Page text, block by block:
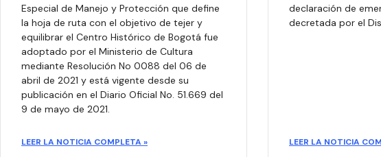
Especial de Manejo y Protección que define
la hoja de ruta con el objetivo de tejer y
equilibrar el Centro Histórico de Bogotá fue
adoptado por el Ministerio de Cultura
mediante Resolución No 0088 del 06 de
abril de 2021 y está vigente desde su
publicación en el Diario Oficial No. 51.669 del
9 de mayo de 2021.
LEER LA NOTICIA COMPLETA »
declaración de
decretada por el
LEER LA NOTICIA